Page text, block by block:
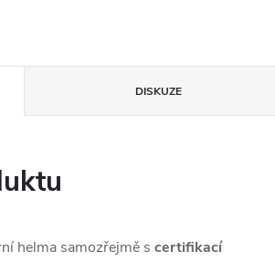
DISKUZE
helma samozřejmě s certifikací